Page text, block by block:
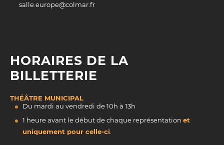
salle.europe@colmar.fr
HORAIRES DE LA
BILLETTERIE
THÉÂTRE MUNICIPAL
Du mardi au vendredi de 10h à 13h
1 heure avant le début de chaque représentation et
uniquement pour celle-ci